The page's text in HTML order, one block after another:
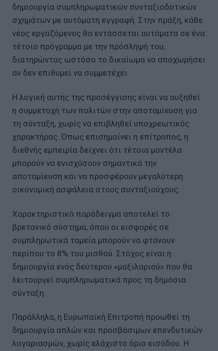
δημιουργία συμπληρωματικών συνταξιοδοτικών
σχημάτων με αυτόματη εγγραφή. Στην πράξη, κάθε
νέος εργαζόμενος θα εντάσσεται αυτόματα σε ένα
τέτοιο πρόγραμμα με την πρόσληψή του,
διατηρώντας ωστόσο το δικαίωμα να αποχωρήσει
αν δεν επιθυμεί να συμμετέχει.
Η λογική αυτής της προσέγγισης είναι να αυξηθεί
η συμμετοχή των πολιτών στην αποταμίευση για
τη σύνταξη, χωρίς να επιβληθεί υποχρεωτικός
χαρακτήρας. Όπως επισημαίνει η επίτροπος, η
διεθνής εμπειρία δείχνει ότι τέτοια μοντέλα
μπορούν να ενισχύσουν σημαντικά την
αποταμίευση και να προσφέρουν μεγαλύτερη
οικονομική ασφάλεια στους συνταξιούχους.
Χαρακτηριστικό παράδειγμα αποτελεί το
βρετανικό σύστημα, όπου οι εισφορές σε
συμπληρωτικά ταμεία μπορούν να φτάνουν
περίπου το 8% του μισθού. Στόχος είναι η
δημιουργία ενός δεύτερου «μαξιλαριού» που θα
λειτουργεί συμπληρωματικά προς τη δημόσια
σύνταξη.
Παράλληλα, η Ευρωπαϊκή Επιτροπή προωθεί τη
δημιουργία απλών και προσβάσιμων επενδυτικών
λογαριασμών, χωρίς ελάχιστο όριο εισόδου. Η